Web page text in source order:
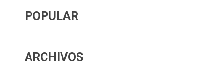
POPULAR
ARCHIVOS